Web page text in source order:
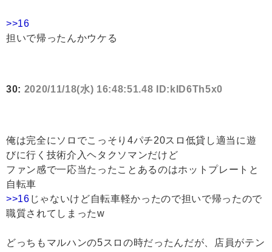
>>16
担いで帰ったんかウケる
30: 2020/11/18(水) 16:48:51.48 ID:kID6Th5x0
俺は完全にソロでこっそり4パチ20スロ低貸し適当に遊
びに行く技術介入ヘタクソマンだけど
ファン感で一応当たったことあるのはホットプレートと
自転車
>>16 じゃないけど自転車軽かったので担いで帰ったので
職質されてしまったw
どっちもマルハンの5スロの時だったんだが、店員がテン